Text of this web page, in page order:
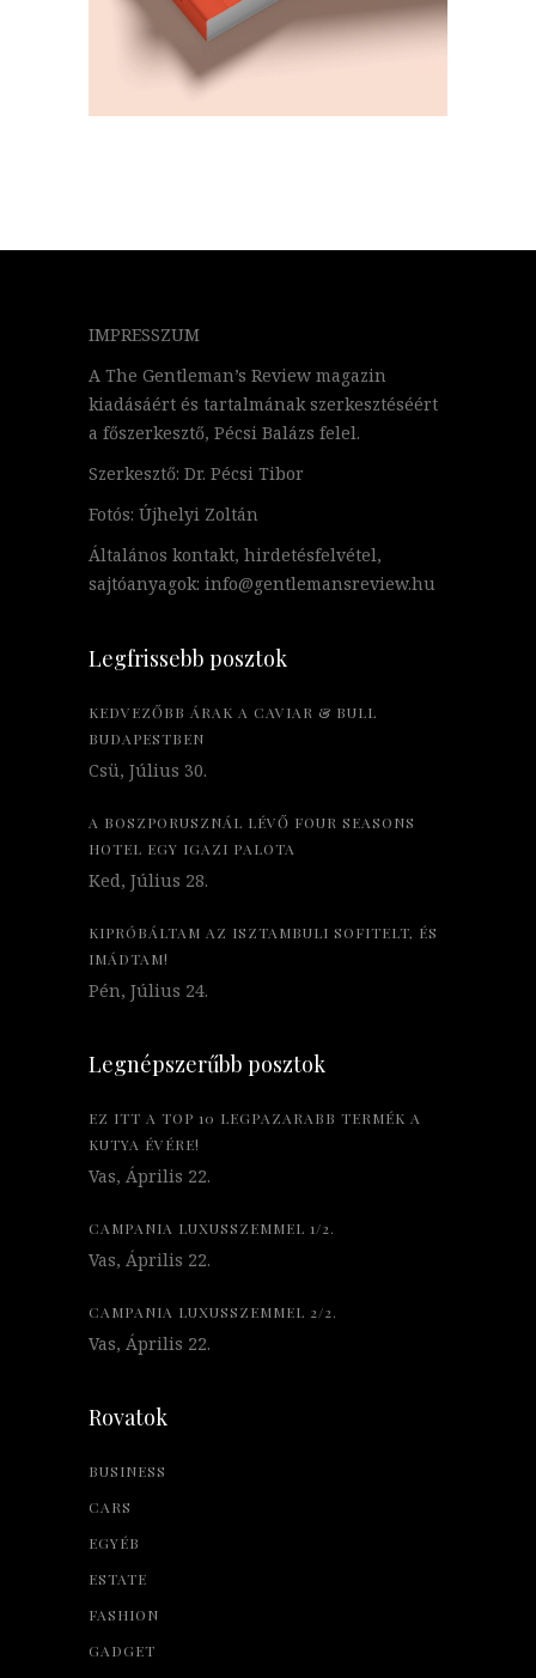
IMPRESSZUM
A The Gentleman’s Review magazin
kiadásáért és tartalmának szerkesztéséért
a főszerkesztő, Pécsi Balázs felel.
Szerkesztő: Dr. Pécsi Tibor
Fotós: Újhelyi Zoltán
Általános kontakt, hirdetésfelvétel,
sajtóanyagok: info@gentlemansreview.hu
Legfrissebb posztok
KEDVEZŐBB ÁRAK A CAVIAR & BULL
BUDAPESTBEN
Csü, Július 30.
A BOSZPORUSZNÁL LÉVŐ FOUR SEASONS
HOTEL EGY IGAZI PALOTA
Ked, Július 28.
KIPRÓBÁLTAM AZ ISZTAMBULI SOFITELT, ÉS
IMÁDTAM!
Pén, Július 24.
Legnépszerűbb posztok
EZ ITT A TOP 10 LEGPAZARABB TERMÉK A
KUTYA ÉVÉRE!
Vas, Április 22.
CAMPANIA LUXUSSZEMMEL 1/2.
Vas, Április 22.
CAMPANIA LUXUSSZEMMEL 2/2.
Vas, Április 22.
Rovatok
BUSINESS
CARS
EGYÉB
ESTATE
FASHION
GADGET